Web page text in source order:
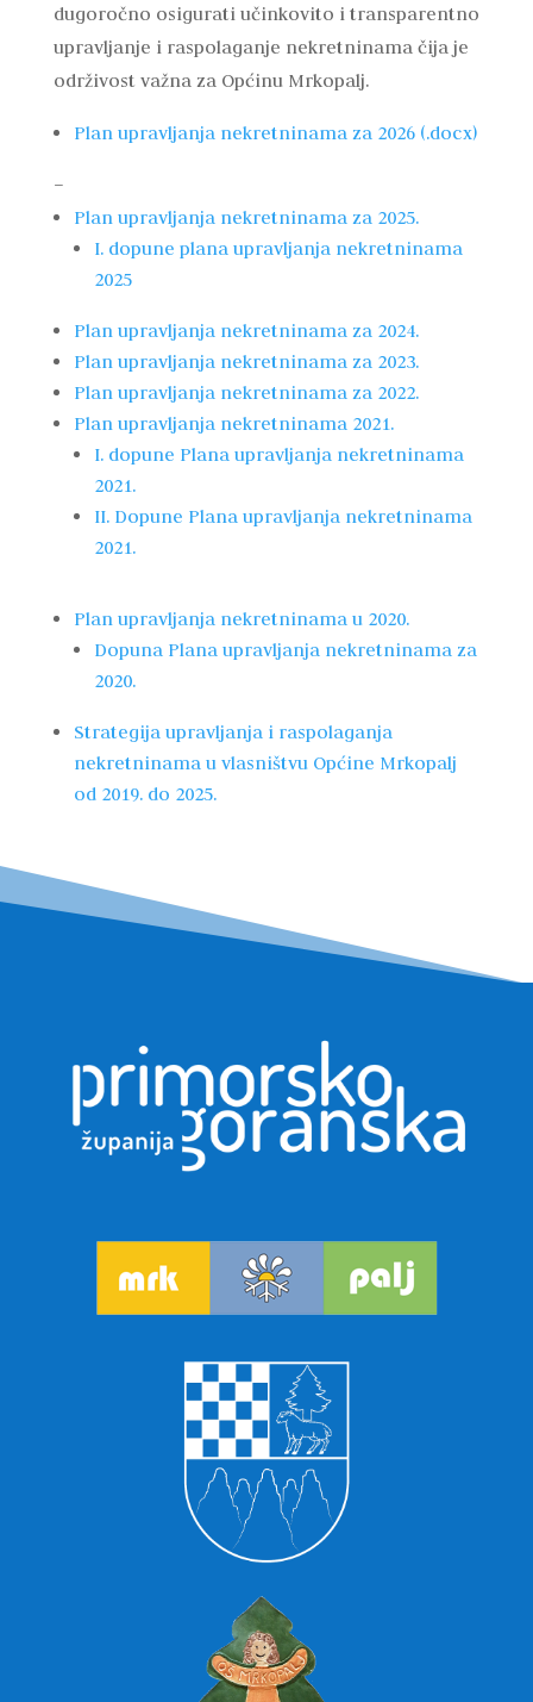
dugoročno osigurati učinkovito i transparentno
upravljanje i raspolaganje nekretninama čija je
održivost važna za Općinu Mrkopalj.
Plan upravljanja nekretninama za 2026 (.docx)
–
Plan upravljanja nekretninama za 2025.
I. dopune plana upravljanja nekretninama
2025
Plan upravljanja nekretninama za 2024.
Plan upravljanja nekretninama za 2023.
Plan upravljanja nekretninama za 2022.
Plan upravljanja nekretninama 2021.
I. dopune Plana upravljanja nekretninama
2021.
II. Dopune Plana upravljanja nekretninama
2021.
Plan upravljanja nekretninama u 2020.
Dopuna Plana upravljanja nekretninama za
2020.
Strategija upravljanja i raspolaganja
nekretninama u vlasništvu Općine Mrkopalj
od 2019. do 2025.